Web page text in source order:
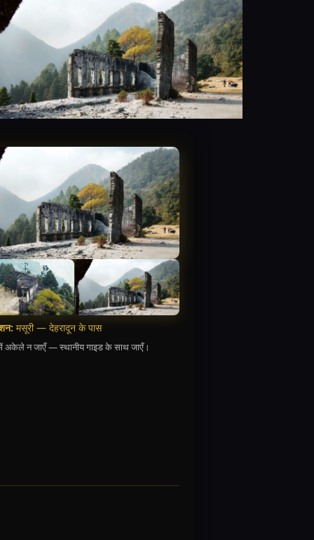
मसूरी — देहरादून के पास
में अकेले न जाएँ — स्थानीय गाइड के साथ जाएँ।